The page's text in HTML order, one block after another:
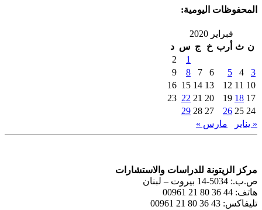
المحفوظات اليومية:
فبراير 2020
ن ث أرب خ ج س د
1
2
3
4
5
6
7
8
9
10
11
12
13
14
15
16
17
18
19
20
21
22
23
24
25
26
27
28
29
« يناير
مارس »
مركز الزيتونة للدراسات والاستشارات
ص.ب.: 5034-14 بيروت – لبنان
هاتف: 44 36 80 21 00961
تليفاكس: 43 36 80 21 00961